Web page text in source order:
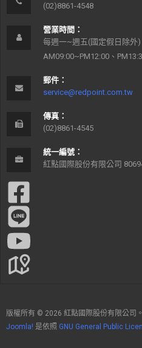
(02)8861-4548
營業時間：
每週一~週五(國定假日除外)
AM09:00~PM12:00、
郵件：
service@redpoint.com.tw
傳真：
(02)8861-4545
統一編號：
紅點國際股份有限公司
版權所有 © 2026 紅點國際股份有限公司
Joomla! 是依照 GNU General Public